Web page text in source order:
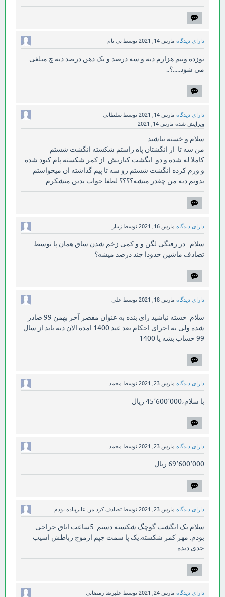
دارای دیدگاه مارس 14, 2021 توسط بی نام
نوزده ونیم هزارم دیه و سه درصد و یک دهن درصد دیه چ مبلغی
می شود.....؟..
دارای دیدگاه مارس 14, 2021 توسط سلطانی
ویرایش شده مارس 14, 2021
سلام و خسته نباشید
من سه تا از انگشتان پاه راستم شکسته انگشت شستم
کاملا له شده و دو انگشت کناریش از کمر شکسته پام کبود شده
و ورم کرده انگشت شستم رو سه تا پیم گذاشته ان میخواستم
بدونم دیه من چقدر میشه؟؟؟؟ لطفا جواب بدین متشکرم
دارای دیدگاه مارس 16, 2021 توسط ژینار
سلام . در رفتگی لگن و و کمی زخم شدن ساق همان پا توسط
تصادف ماشین حدودا چند درصد میشه؟
دارای دیدگاه مارس 18, 2021 توسط علی
سلام خسته نباشید رای بنده به عنوان مقصر آخر بهمن 99 صادر
شده ولی به اجرای احکام بعد عید 1400 امده الان دیه باید از سال
99 حساب بشه یا 1400
دارای دیدگاه مارس 23, 2021 توسط محمد
با سلام،45٬600٬000 ریال
دارای دیدگاه مارس 23, 2021 توسط محمد
69٬600٬000 ریال
دارای دیدگاه مارس 23, 2021 توسط تصادف کرد من عابرپیاده بودم .
سلام یک انگشت گوچگ شکسته دستم. 5ساعت اتاق جراحی
بودم. مهر کمر شکسته.یک پا سمت چپم ازموچ رباطش اسیب
جدی دیده.
دارای دیدگاه مارس 24, 2021 توسط علیرضا رمضانی